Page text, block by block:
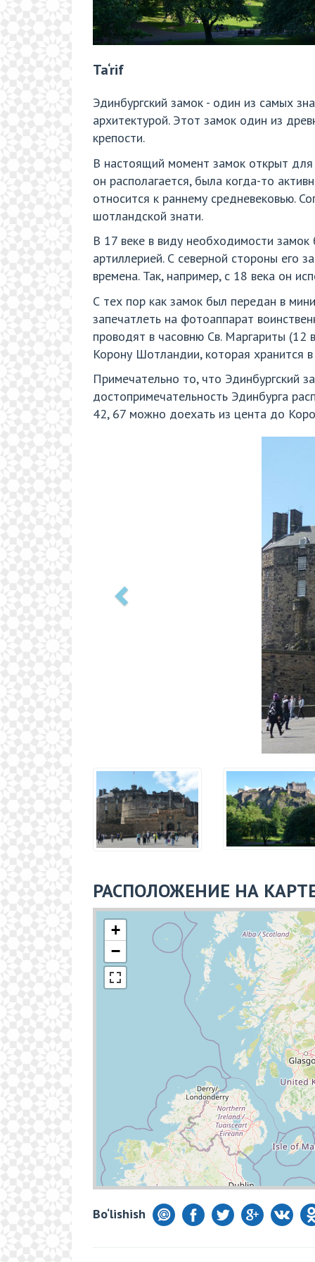
Ta‘rif
Эдинбургский замок - один из самых
архитектурой. Этот замок один из
крепости.
В настоящий момент замок открыт для
он располагается, была когда-то
относится к раннему средневековью.
шотландской знати.
В 17 веке в виду необходимости
артиллерией. С северной стороны его
времена. Так, например, с 18 века он
С тех пор как замок был передан в
запечатлеть на фотоаппарат
проводят в часовню Св. Маргариты (12
Корону Шотландии, которая хранится
Примечательно то, что Эдинбургский
достопримечательность Эдинбурга
42, 67 можно доехать из цента до
РАСПОЛОЖЕНИЕ НА
+
−
Bo‘lishish